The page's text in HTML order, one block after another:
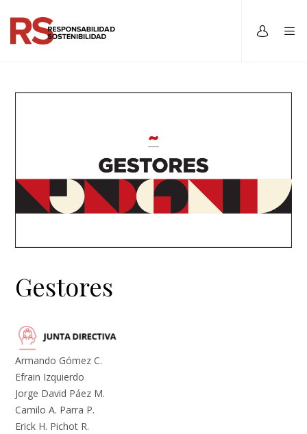
Gestores
Armando Gómez C.
Efrain Izquierdo
Jorge David Páez M.
Camilo A. Parra P.
Erick H. Pichot R.